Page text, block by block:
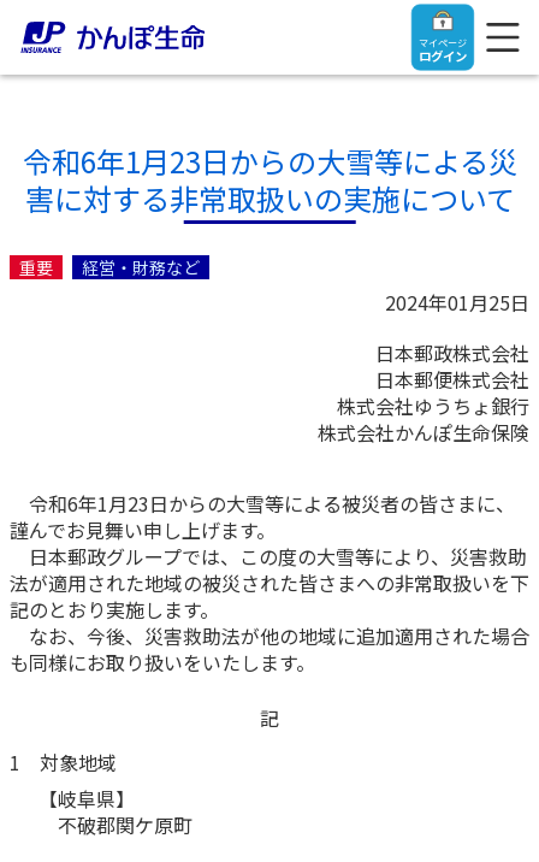
マイページ
ログイン
トップ
ご契約者さま
マイページログイン
入院保険金・手術保険金のご請求
お手続き一覧
きっかけ・できごとから探す
終身保険
養老保険
定期保険
お見積りシミュレーション
資料請求
【まずはご相談ください】企業経営でお悩みの方はこ
ちら
法人のお客さま向け商品一覧
目的から探す
かんぽ生命の団体取扱い
法人向け資料請求
お問い合わせ先
お役立ち情報
かんぽのLifeサポートナビ
保険
医療
かんぽ生命について
かんぽ生命について
ご挨拶
経営理念・経営戦略
よくあるご質問
サステナビリティ
令和6年1月23日からの大雪等による災
害に対する非常取扱いの実施について
重要 経営・財務など
2024年01月25日
日本郵政株式会社
日本郵便株式会社
株式会社ゆうちょ銀行
株式会社かんぽ生命保険
令和6年1月23日からの大雪等による被災者の皆さまに、
謹んでお見舞い申し上げます。
日本郵政グループでは、この度の大雪等により、災害救助
法が適用された地域の被災された皆さまへの非常取扱いを下
記のとおり実施します。
なお、今後、災害救助法が他の地域に追加適用された場合
も同様にお取り扱いをいたします。
記
1 対象地域
【岐阜県】
不破郡関ケ原町